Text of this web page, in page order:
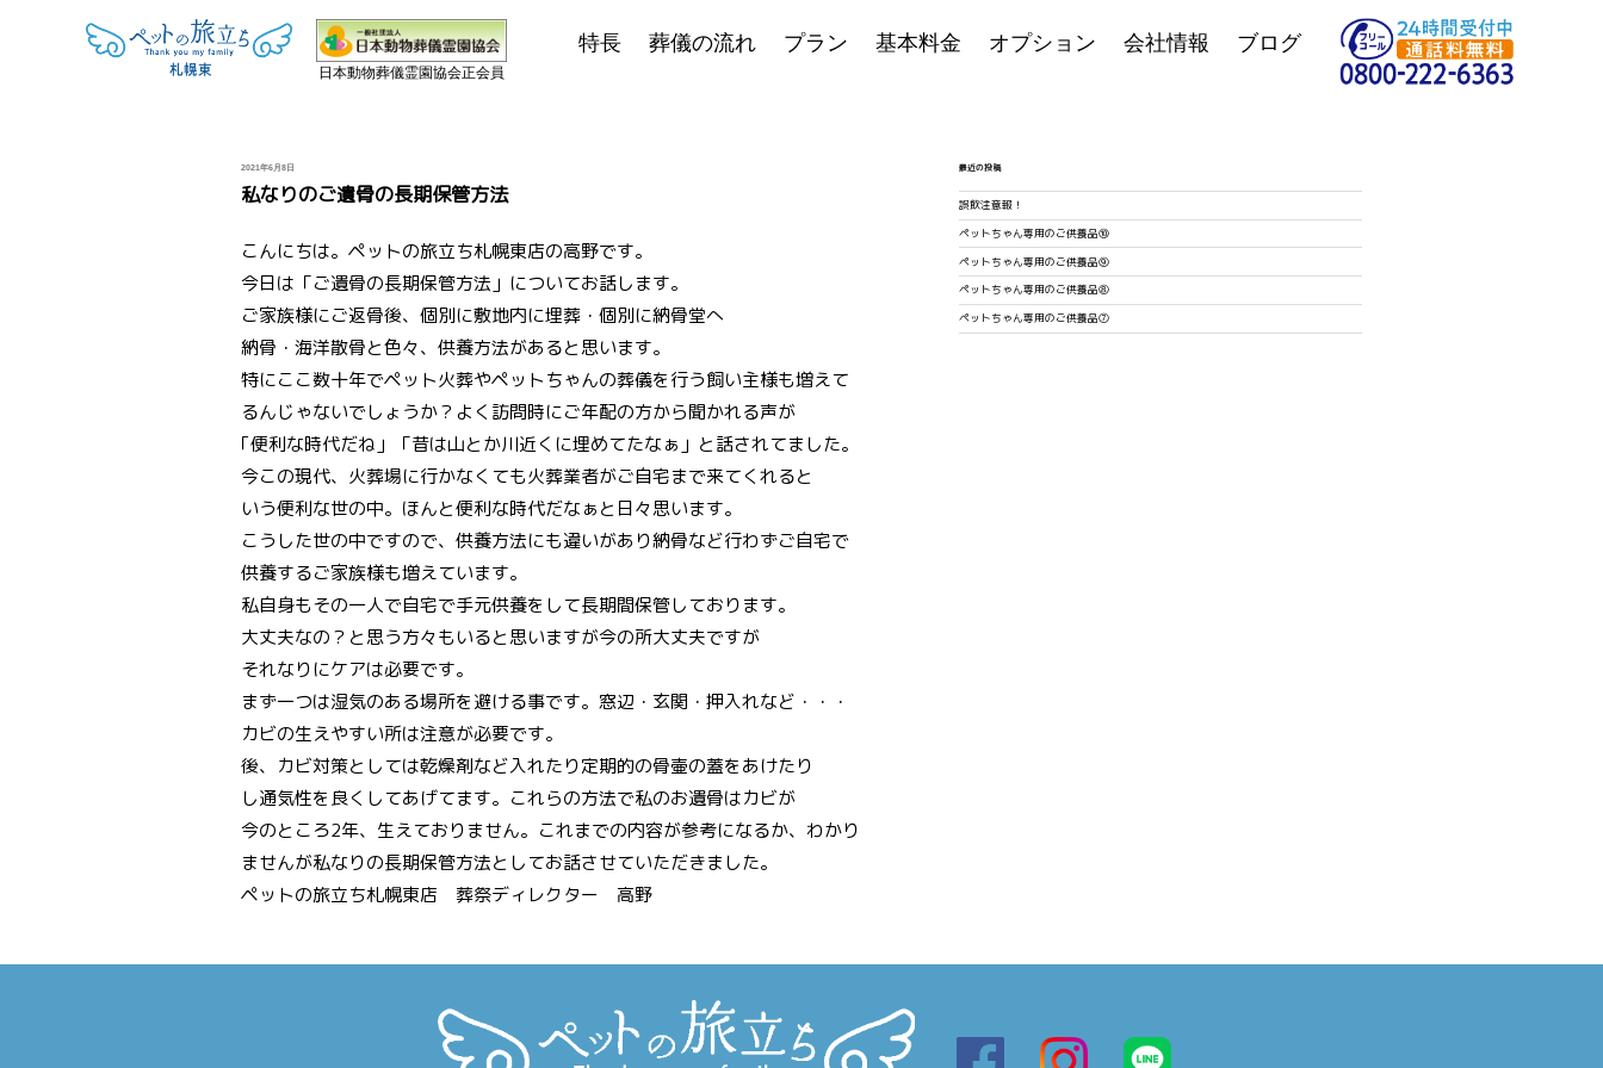
日本動物葬儀霊園協会正会員
特長 葬儀の流れ プラン 基本料金 オプション 会社情報 ブログ
投
日:
2021年6月8日
私なりのご遺骨の長期保管方法
こんにちは。ペットの旅立ち札幌東店の高野です。
今日は「ご遺骨の長期保管方法」についてお話します。
ご家族様にご返骨後、個別に敷地内に埋葬・個別に納骨堂へ
納骨・海洋散骨と色々、供養方法があると思います。
特にここ数十年でペット火葬やペットちゃんの葬儀を行う飼い主様も増えて
るんじゃないでしょうか？よく訪問時にご年配の方から聞かれる声が
｢便利な時代だね」「昔は山とか川近くに埋めてたなぁ」と話されてました。
今この現代、火葬場に行かなくても火葬業者がご自宅まで来てくれると
いう便利な世の中。ほんと便利な時代だなぁと日々思います。
こうした世の中ですので、供養方法にも違いがあり納骨など行わずご自宅で
供養するご家族様も増えています。
私自身もその一人で自宅で手元供養をして長期間保管しております。
大丈夫なの？と思う方々もいると思いますが今の所大丈夫ですが
それなりにケアは必要です。
まず一つは湿気のある場所を避ける事です。窓辺・玄関・押入れなど・・・
カビの生えやすい所は注意が必要です。
後、カビ対策としては乾燥剤など入れたり定期的の骨壷の蓋をあけたり
し通気性を良くしてあげてます。これらの方法で私のお遺骨はカビが
今のところ2年、生えておりません。これまでの内容が参考になるか、わかり
ませんが私なりの長期保管方法としてお話させていただきました。
ペットの旅立ち札幌東店 葬祭ディレクター 高野
最近の投稿
誤飲注意報！
ペットちゃん専用のご供養品⑩
ペットちゃん専用のご供養品⑨
ペットちゃん専用のご供養品⑧
ペットちゃん専用のご供養品⑦